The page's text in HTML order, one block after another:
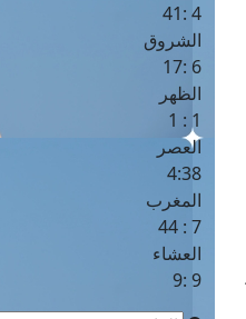
4 :41
الشروق
6 :17
الظهر
1 : 1
العصر
4:38
المغرب
7 : 44
العشاء
9 :9